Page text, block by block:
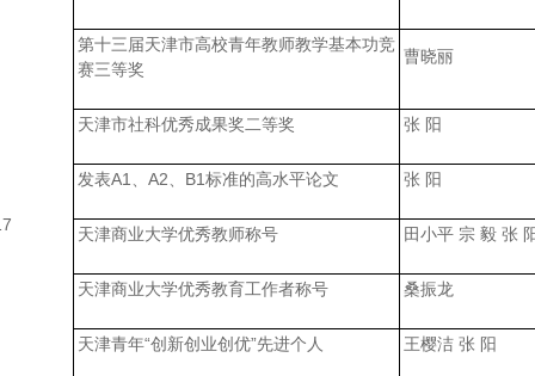
第十三届天津市高校青年教师教学基本功竞
赛三等奖
曹晓丽
天津市社科优秀成果奖二等奖 张 阳
发表A1、A2、B1标准的高水平论文 张 阳
天津商业大学优秀教师称号 田小平 宗 毅 张
天津商业大学优秀教育工作者称号 桑振龙
天津青年“创新创业创优”先进个人 王樱洁 张 阳